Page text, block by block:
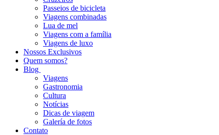
Passeios de bicicleta
Viagens combinadas
Lua de mel
Viagens com a família
Viagens de luxo
Nossos Exclusivos
Quem somos?
Blog
Viagens
Gastronomia
Cultura
Notícias
Dicas de viagem
Galería de fotos
Contato